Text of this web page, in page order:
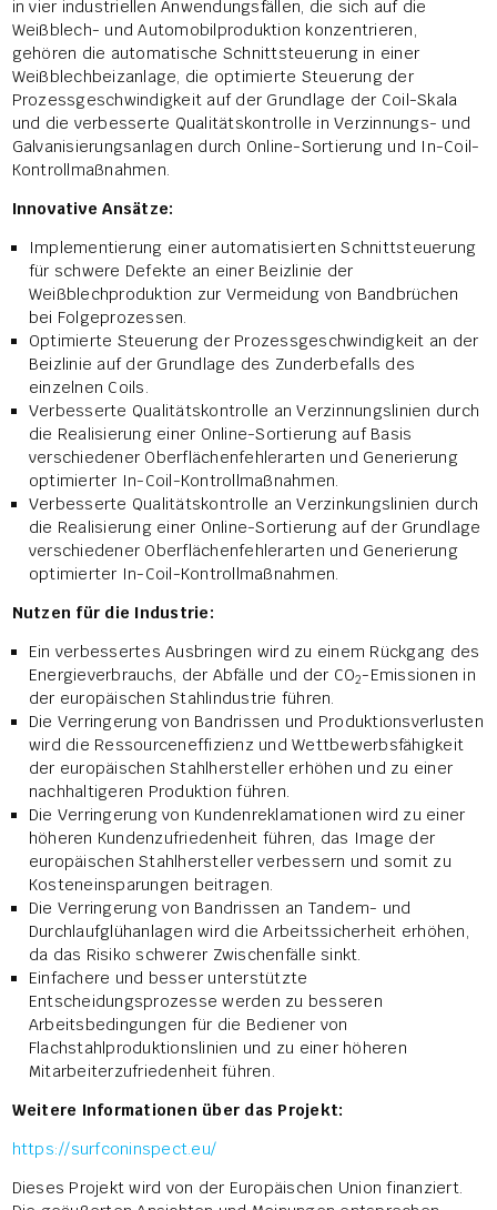
in vier industriellen Anwendungsfällen, die sich auf die
Weißblech- und Automobilproduktion konzentrieren,
gehören die automatische Schnittsteuerung in einer
Weißblechbeizanlage, die optimierte Steuerung der
Prozessgeschwindigkeit auf der Grundlage der Coil-Skala
und die verbesserte Qualitätskontrolle in Verzinnungs- und
Galvanisierungsanlagen durch Online-Sortierung und In-Coil-
Kontrollmaßnahmen.
Innovative Ansätze:
Implementierung einer automatisierten Schnittsteuerung
für schwere Defekte an einer Beizlinie der
Weißblechproduktion zur Vermeidung von Bandbrüchen
bei Folgeprozessen.
Optimierte Steuerung der Prozessgeschwindigkeit an der
Beizlinie auf der Grundlage des Zunderbefalls des
einzelnen Coils.
Verbesserte Qualitätskontrolle an Verzinnungslinien durch
die Realisierung einer Online-Sortierung auf Basis
verschiedener Oberflächenfehlerarten und Generierung
optimierter In-Coil-Kontrollmaßnahmen.
Verbesserte Qualitätskontrolle an Verzinkungslinien durch
die Realisierung einer Online-Sortierung auf der Grundlage
verschiedener Oberflächenfehlerarten und Generierung
optimierter In-Coil-Kontrollmaßnahmen.
Nutzen für die Industrie:
Ein verbessertes Ausbringen wird zu einem Rückgang des
Energieverbrauchs, der Abfälle und der CO2-Emissionen in
der europäischen Stahlindustrie führen.
Die Verringerung von Bandrissen und Produktionsverlusten
wird die Ressourceneffizienz und Wettbewerbsfähigkeit
der europäischen Stahlhersteller erhöhen und zu einer
nachhaltigeren Produktion führen.
Die Verringerung von Kundenreklamationen wird zu einer
höheren Kundenzufriedenheit führen, das Image der
europäischen Stahlhersteller verbessern und somit zu
Kosteneinsparungen beitragen.
Die Verringerung von Bandrissen an Tandem- und
Durchlaufglühanlagen wird die Arbeitssicherheit erhöhen,
da das Risiko schwerer Zwischenfälle sinkt.
Einfachere und besser unterstützte
Entscheidungsprozesse werden zu besseren
Arbeitsbedingungen für die Bediener von
Flachstahlproduktionslinien und zu einer höheren
Mitarbeiterzufriedenheit führen.
Weitere Informationen über das Projekt:
https://surfconinspect.eu/
Dieses Projekt wird von der Europäischen Union finanziert.